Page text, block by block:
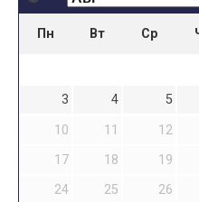
Пн Вт Ср
3
4 5
10
11 12
17
18 19
24
25 26